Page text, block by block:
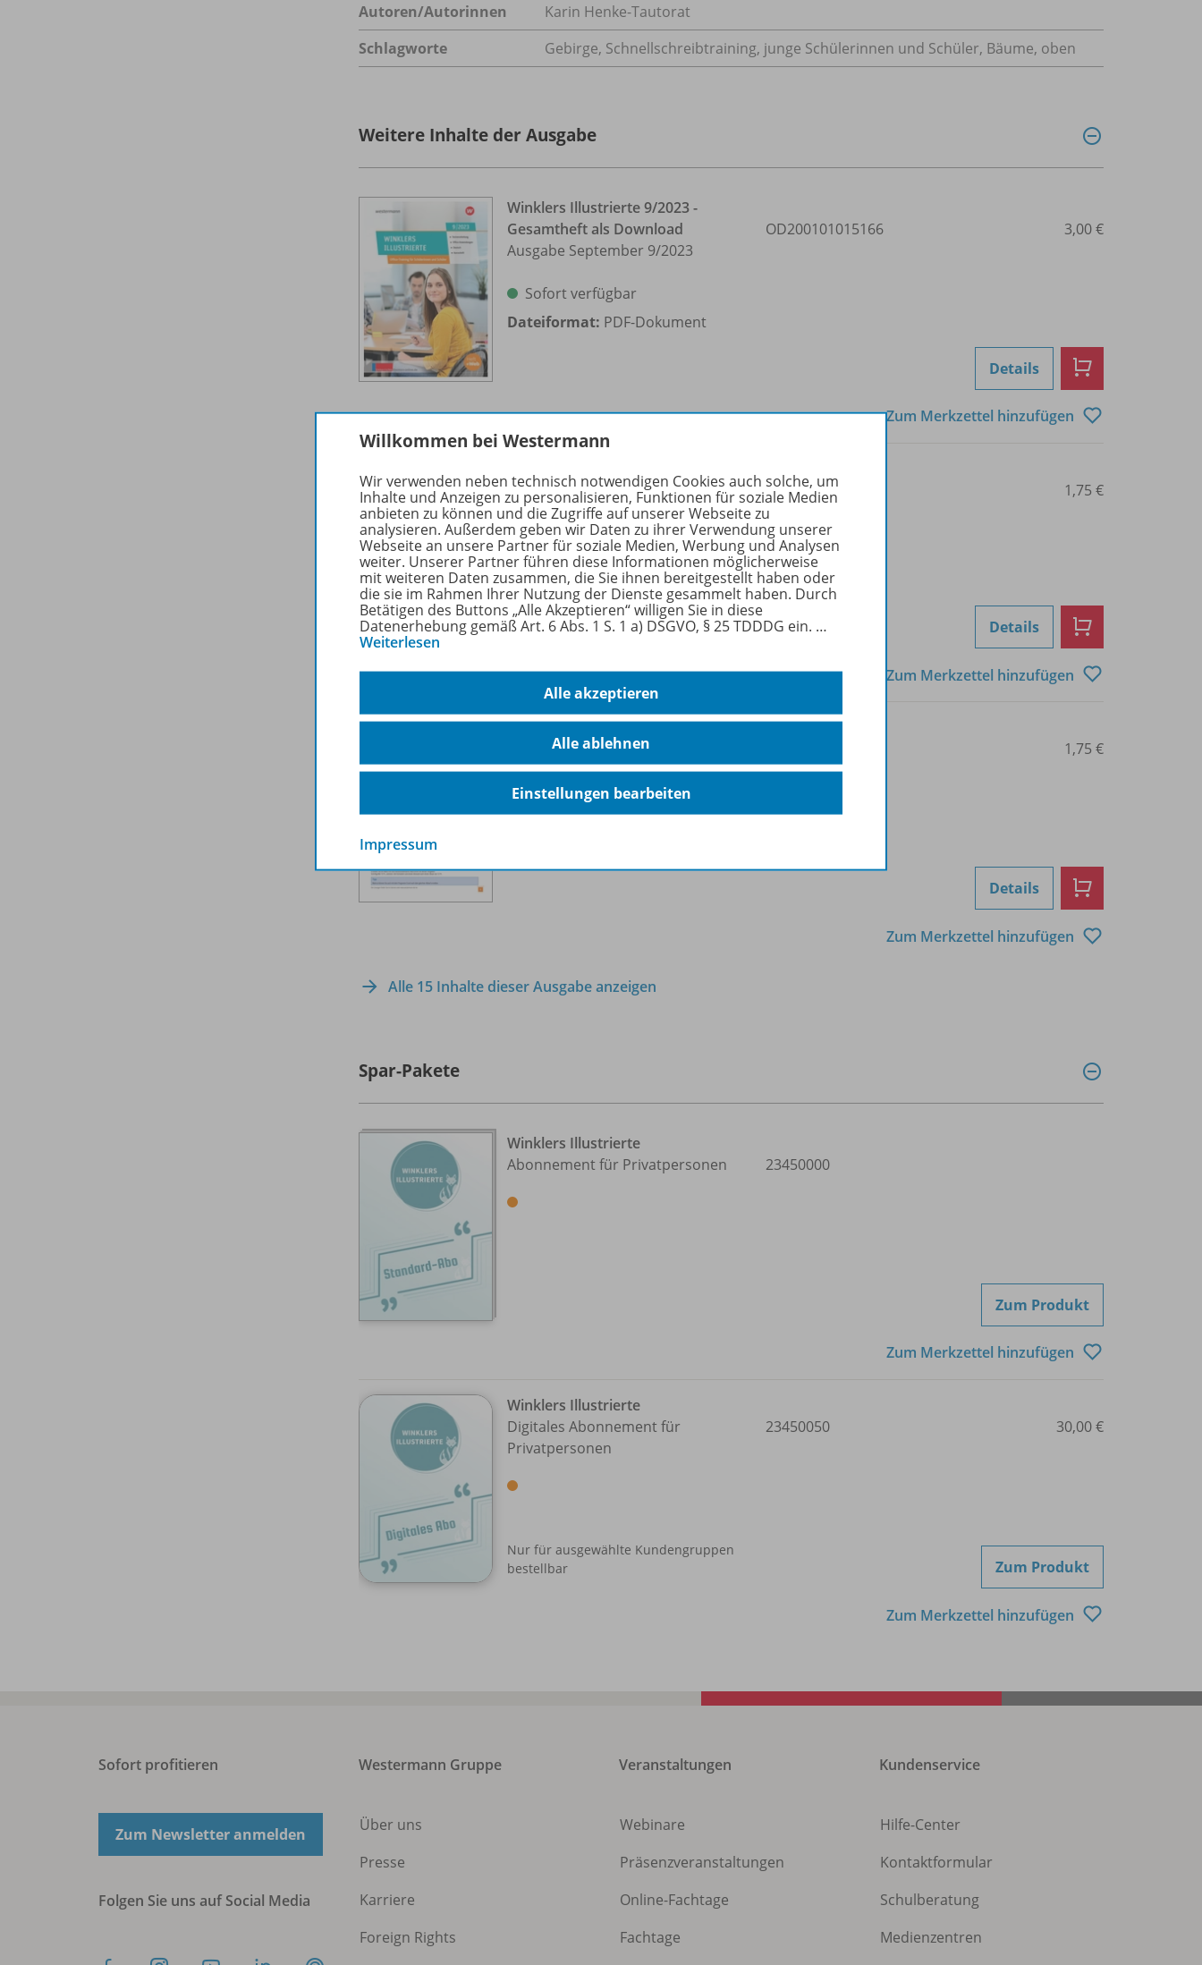
Autoren/Autorinnen
Karin Henke-Tautorat
Schlagworte
Gebirge, Schnellschreibtraining, junge Schülerinnen und Schüler, Bäume, oben
Weitere Inhalte der Ausgabe
Winklers Illustrierte 9/2023 -
Gesamtheft als Download
Ausgabe September 9/2023
Sofort verfügbar
Dateiformat: PDF-Dokument
OD200101015166 3,00 €
Details
Zum Merkzettel hinzufügen
Ausgabe September 9/2023
Sofort verfügbar
Dateiformat:PDF-Dokument
OD200101015167 1,75 €
Details
Zum Merkzettel hinzufügen
Aufzeichnen von Makros mit einem
Symbol
Ausgabe September 9/2023
Sofort verfügbar
1,75 €
Details
Zum Merkzettel hinzufügen
Alle 15 Inhalte dieser Ausgabe anzeigen
Spar-Pakete
Winklers Illustrierte
Abonnement für Privatpersonen
23450000
Zum Produkt
Zum Merkzettel hinzufügen
Winklers Illustrierte
Digitales Abonnement für
Privatpersonen
Nur für ausgewählte Kundengruppen
bestellbar
23450050 30,00 €
Zum Produkt
Zum Merkzettel hinzufügen
Sofort profitieren
Zum Newsletter anmelden
Folgen Sie uns auf Social Media
Westermann Gruppe
Über uns
Presse
Karriere
Foreign Rights
Veranstaltungen
Webinare
Präsenzveranstaltungen
Online-Fachtage
Fachtage
Kundenservice
Hilfe-Center
Kontaktformular
Schulberatung
Medienzentren
Willkommen bei Westermann
Wir verwenden neben technisch notwendigen Cookies auch solche, um
Inhalte und Anzeigen zu personalisieren, Funktionen für soziale Medien
anbieten zu können und die Zugriffe auf unserer Webseite zu
analysieren. Außerdem geben wir Daten zu ihrer Verwendung unserer
Webseite an unsere Partner für soziale Medien, Werbung und Analysen
weiter. Unserer Partner führen diese Informationen möglicherweise
mit weiteren Daten zusammen, die Sie ihnen bereitgestellt haben oder
die sie im Rahmen Ihrer Nutzung der Dienste gesammelt haben. Durch
Betätigen des Buttons „Alle Akzeptieren“ willigen Sie in diese
Datenerhebung gemäß Art. 6 Abs. 1 S. 1 a) DSGVO, § 25 TDDDG ein. …
Weiterlesen
Alle akzeptieren
Alle ablehnen
Einstellungen bearbeiten
Impressum